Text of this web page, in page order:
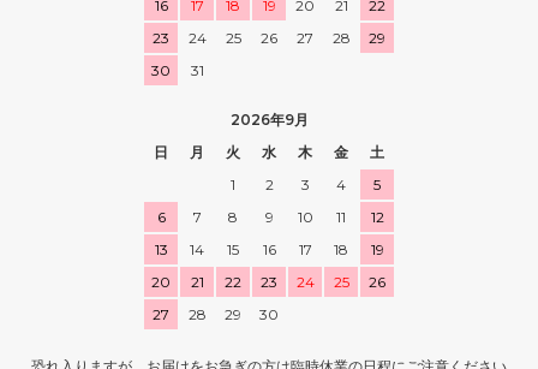
16
17 18 19 20 21
22
23
24 25 26 27 28
29
30
31
2026年9月
日
月 火 水 木 金
土
1
2 3 4
5
6
7 8 9 10 11
12
13
14 15 16 17 18
19
20
21 22 23 24 25
26
27
28 29 30